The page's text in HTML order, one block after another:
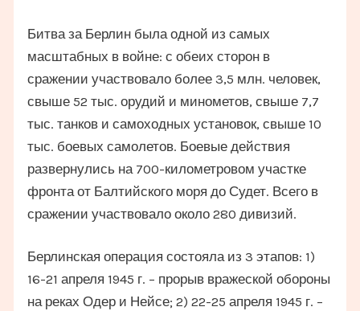
Битва за Берлин была одной из самых
масштабных в войне: с обеих сторон в
сражении участвовало более 3,5 млн. человек,
свыше 52 тыс. орудий и минометов, свыше 7,7
тыс. танков и самоходных установок, свыше 10
тыс. боевых самолетов. Боевые действия
развернулись на 700-километровом участке
фронта от Балтийского моря до Судет. Всего в
сражении участвовало около 280 дивизий.
Берлинская операция состояла из 3 этапов: 1)
16-21 апреля 1945 г. – прорыв вражеской обороны
на реках Одер и Нейсе; 2) 22-25 апреля 1945 г. –